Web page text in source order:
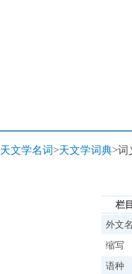
天文学名词>天文学词典>词
栏目
外文名
缩写
语种